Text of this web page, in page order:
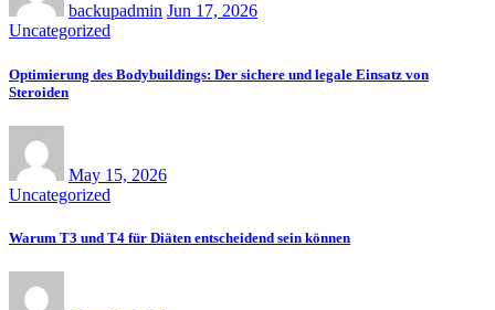
backupadmin Jun 17, 2026
Uncategorized
Optimierung des Bodybuildings: Der sichere und legale Einsatz von
Steroiden
May 15, 2026
Uncategorized
Warum T3 und T4 für Diäten entscheidend sein können